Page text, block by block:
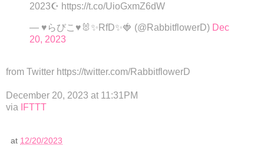
2023☪ https://t.co/UioGxmZ6dW
— ♥らびこ♥🐰✨RfD✨🍓 (@RabbitflowerD) Dec
20, 2023
from Twitter https://twitter.com/RabbitflowerD
December 20, 2023 at 11:31PM
via IFTTT
at 12/20/2023